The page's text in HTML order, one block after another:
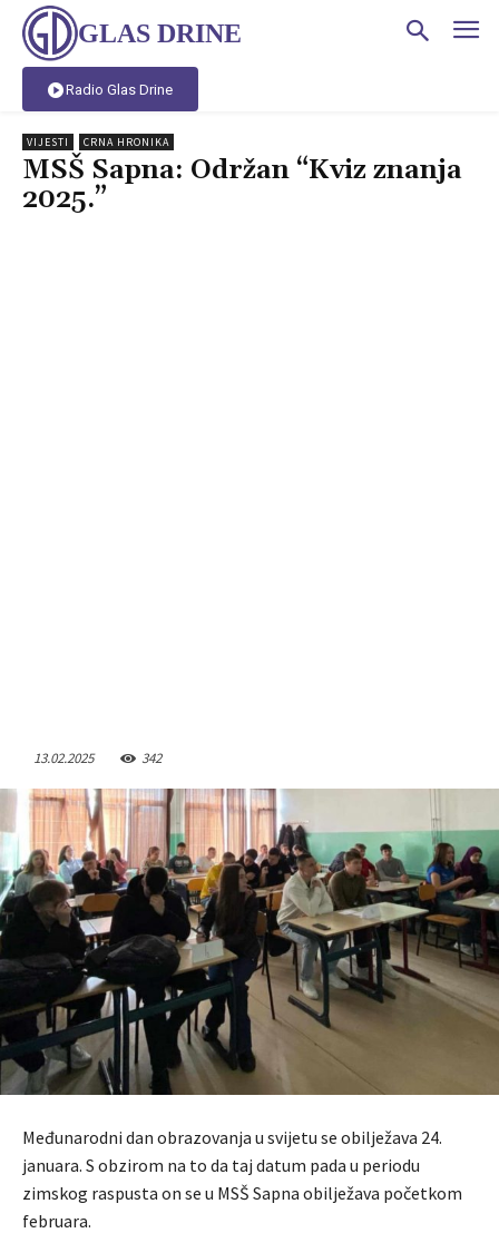
GLAS DRINE
Radio Glas Drine
VIJESTI CRNA HRONIKA
MSŠ Sapna: Održan “Kviz znanja
2025.”
13.02.2025 342
Međunarodni dan obrazovanja u svijetu se obilježava 24.
januara. S obzirom na to da taj datum pada u periodu
zimskog raspusta on se u MSŠ Sapna obilježava početkom
februara.